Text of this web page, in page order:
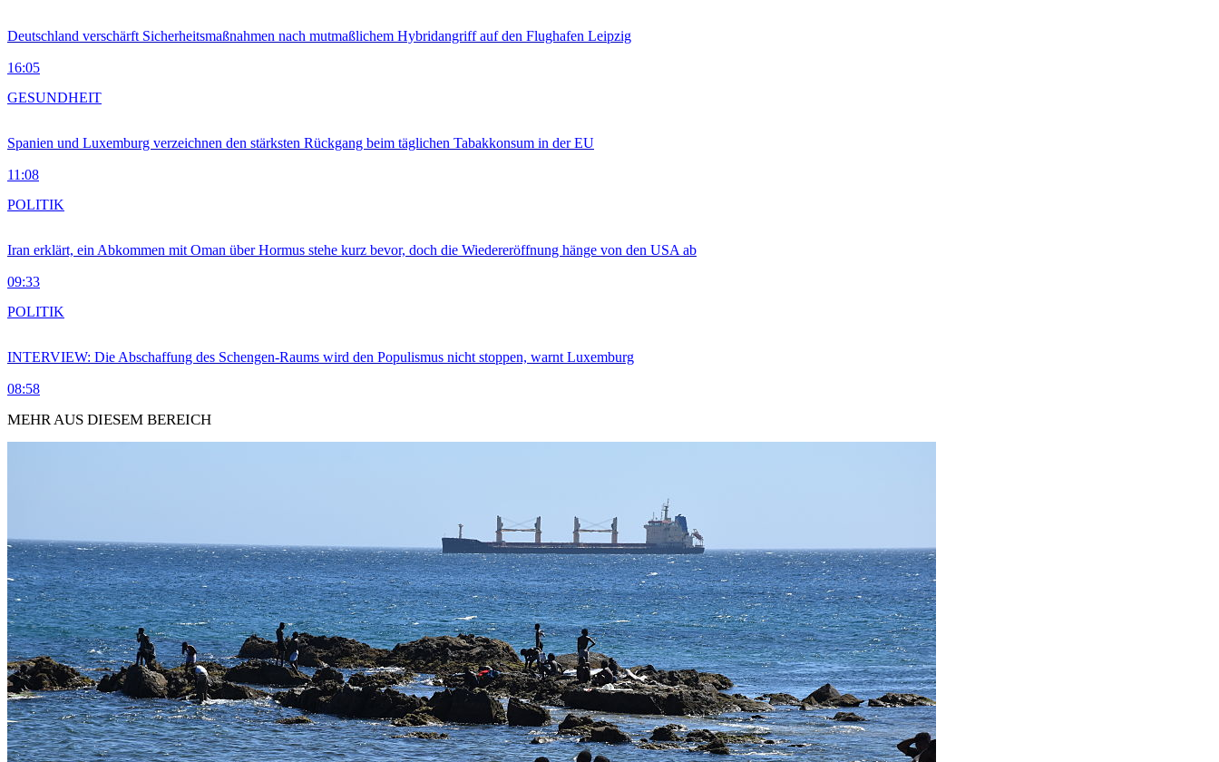
Deutschland verschärft Sicherheitsmaßnahmen nach mutmaßlichem Hybridangriff auf den Flughafen Leipzig
16:05
Spanien und Luxemburg verzeichnen den stärksten Rückgang beim täglichen Tabakkonsum in der EU
11:08
GESUNDHEIT
Iran erklärt, ein Abkommen mit Oman über Hormus stehe kurz bevor, doch die Wiedereröffnung hänge von den USA ab
09:33
POLITIK
INTERVIEW: Die Abschaffung des Schengen-Raums wird den Populismus nicht stoppen, warnt Luxemburg
08:58
POLITIK
MEHR AUS DIESEM BEREICH